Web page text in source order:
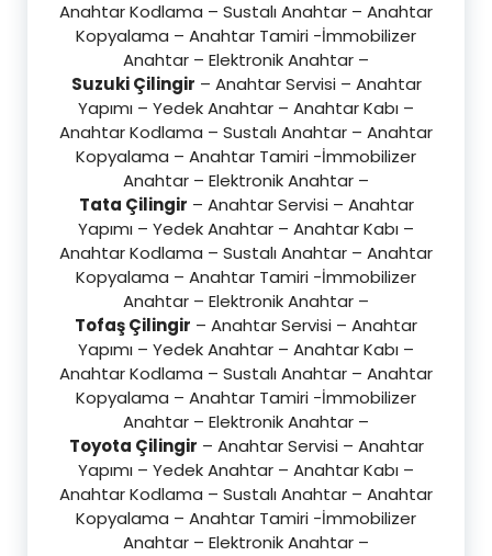
Anahtar Kodlama – Sustalı Anahtar – Anahtar
Kopyalama – Anahtar Tamiri -İmmobilizer
Anahtar – Elektronik Anahtar –
Suzuki Çilingir – Anahtar Servisi – Anahtar
Yapımı – Yedek Anahtar – Anahtar Kabı –
Anahtar Kodlama – Sustalı Anahtar – Anahtar
Kopyalama – Anahtar Tamiri -İmmobilizer
Anahtar – Elektronik Anahtar –
Tata Çilingir – Anahtar Servisi – Anahtar
Yapımı – Yedek Anahtar – Anahtar Kabı –
Anahtar Kodlama – Sustalı Anahtar – Anahtar
Kopyalama – Anahtar Tamiri -İmmobilizer
Anahtar – Elektronik Anahtar –
Tofaş Çilingir – Anahtar Servisi – Anahtar
Yapımı – Yedek Anahtar – Anahtar Kabı –
Anahtar Kodlama – Sustalı Anahtar – Anahtar
Kopyalama – Anahtar Tamiri -İmmobilizer
Anahtar – Elektronik Anahtar –
Toyota Çilingir – Anahtar Servisi – Anahtar
Yapımı – Yedek Anahtar – Anahtar Kabı –
Anahtar Kodlama – Sustalı Anahtar – Anahtar
Kopyalama – Anahtar Tamiri -İmmobilizer
Anahtar – Elektronik Anahtar –